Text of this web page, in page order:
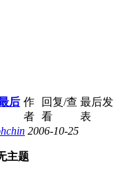
后 作
者
回复/查
看
最后发
表
2006-10-25
主题